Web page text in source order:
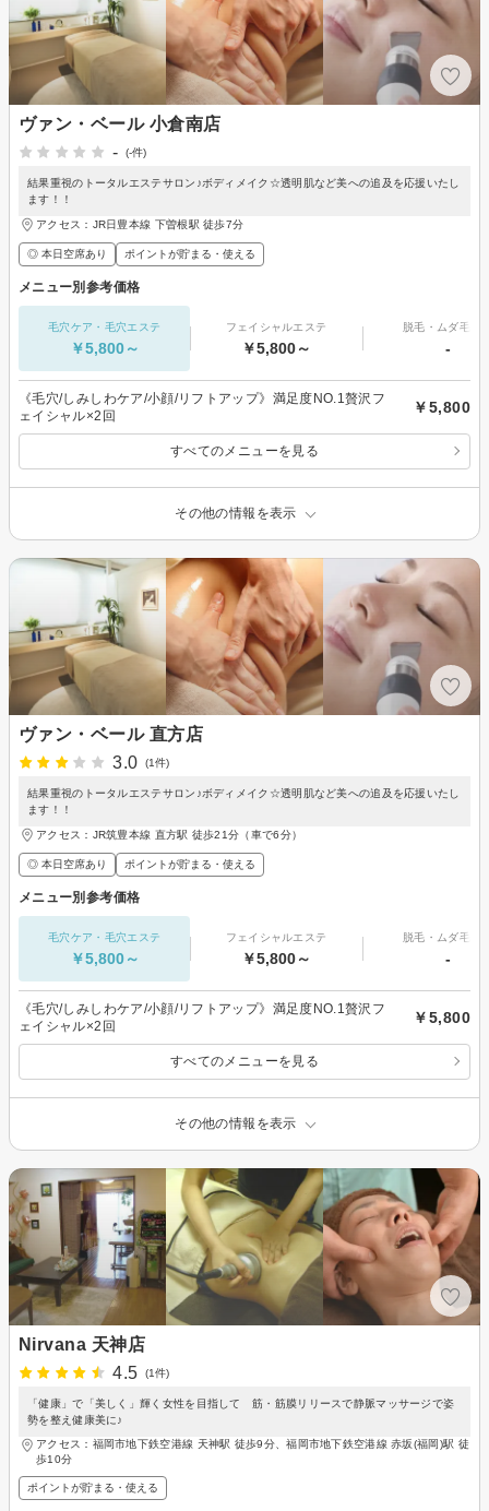
ヴァン・ベール 小倉南店
-
(-件)
結果重視のトータルエステサロン♪ボディメイク☆透明肌など美への追及を応援いたし
ます！！
アクセス：JR日豊本線 下曽根駅 徒歩7分
◎ 本日空席あり ポイントが貯まる・使える
メニュー別参考価格
毛穴ケア・毛穴エステ
￥5,800～
フェイシャルエステ
￥5,800～
脱毛・ムダ毛処
-
《毛穴/しみしわケア/小顔/リフトアップ》満足度NO.1贅沢フ
ェイシャル×2回
￥5,800
すべてのメニューを見る
その他の情報を表示
ヴァン・ベール 直方店
3.0
(1件)
結果重視のトータルエステサロン♪ボディメイク☆透明肌など美への追及を応援いたし
ます！！
アクセス：JR筑豊本線 直方駅 徒歩21分（車で6分）
◎ 本日空席あり ポイントが貯まる・使える
メニュー別参考価格
毛穴ケア・毛穴エステ
￥5,800～
フェイシャルエステ
￥5,800～
脱毛・ムダ毛処
-
《毛穴/しみしわケア/小顔/リフトアップ》満足度NO.1贅沢フ
ェイシャル×2回
￥5,800
すべてのメニューを見る
その他の情報を表示
Nirvana 天神店
4.5
(1件)
「健康」で「美しく」輝く女性を目指して 筋・筋膜リリースで静脈マッサージで姿
勢を整え健康美に♪
アクセス：福岡市地下鉄空港線 天神駅 徒歩9分、福岡市地下鉄空港線 赤坂(福岡)駅 徒
歩10分
ポイントが貯まる・使える